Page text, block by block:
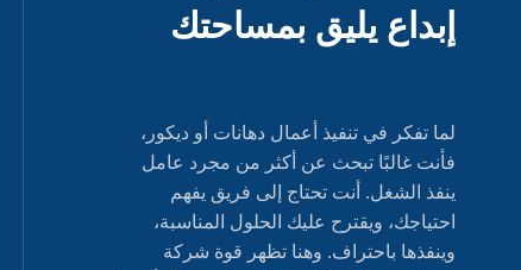
لما تفكر في تنفيذ أعمال دهانات أو ديكور،
فأنت غالبًا تبحث عن أكثر من مجرد عامل
ينفذ الشغل. أنت تحتاج إلى فريق يفهم
احتياجك، ويقترح عليك الحلول المناسبة،
وينفذها باحتراف. وهنا تظهر قوة شركة